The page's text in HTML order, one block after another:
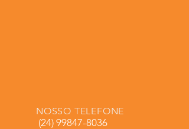
NOSSO TELEFONE
(24) 99847-8036